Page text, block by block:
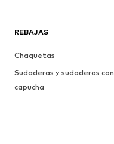
REBAJAS
Chaquetas
Sudaderas y sudaderas con
capucha
Camisetas